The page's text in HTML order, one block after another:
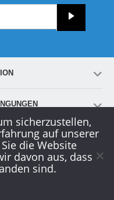
solution.com
sicherzustellen,
auf unserer
die Website
davon aus, dass
sind.